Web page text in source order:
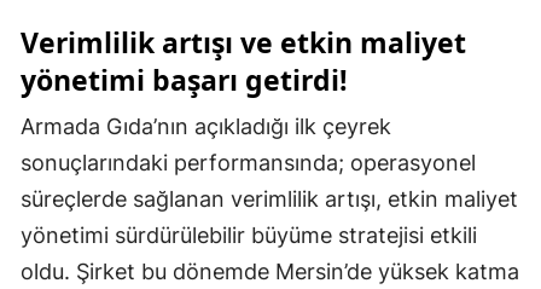
Verimlilik artışı ve etkin maliyet
yönetimi başarı getirdi!
Armada Gıda’nın açıkladığı ilk çeyrek
sonuçlarındaki performansında; operasyonel
süreçlerde sağlanan verimlilik artışı, etkin maliyet
yönetimi sürdürülebilir büyüme stratejisi etkili
oldu. Şirket bu dönemde Mersin’de yüksek katma